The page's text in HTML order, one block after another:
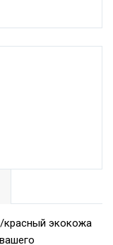
красный экокожа